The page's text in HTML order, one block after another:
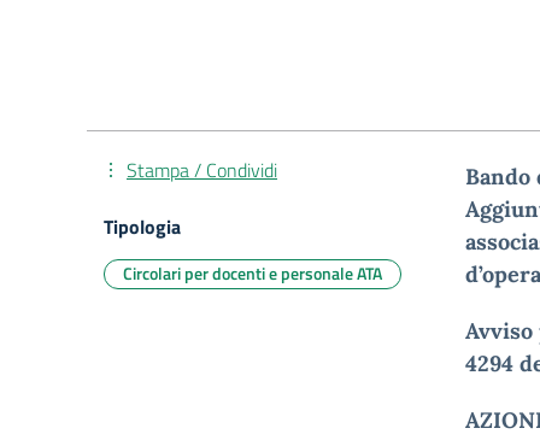
d’
4294
Stampa / Condividi
Tipologia
Circolari per docenti e personale ATA